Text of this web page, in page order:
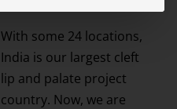
With some 24 locations,
India is our largest cleft
lip and palate project
country. Now, we are